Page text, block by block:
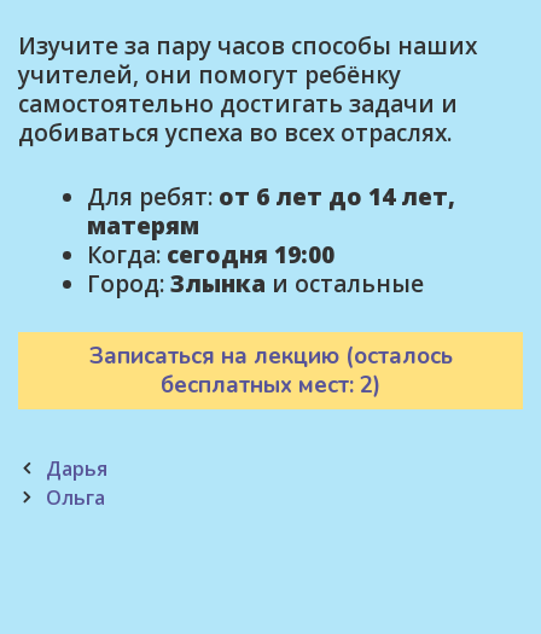
Изучите за пару часов способы наших
учителей, они помогут ребёнку
самостоятельно достигать задачи и
добиваться успеха во всех отраслях.
Для ребят: от 6 лет до 14 лет,
матерям
Когда: сегодня 19:00
Город:Злынка и остальные
Записаться на лекцию (осталось
бесплатных мест: 2)
Post
navigation
Дарья
Ольга